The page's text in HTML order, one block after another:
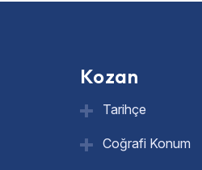
Kozan
Tarihçe
Coğrafi Konum